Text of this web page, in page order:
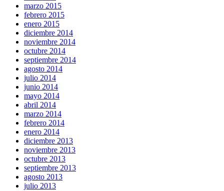
marzo 2015
febrero 2015
enero 2015
diciembre 2014
noviembre 2014
octubre 2014
septiembre 2014
agosto 2014
julio 2014
junio 2014
mayo 2014
abril 2014
marzo 2014
febrero 2014
enero 2014
diciembre 2013
noviembre 2013
octubre 2013
septiembre 2013
agosto 2013
julio 2013